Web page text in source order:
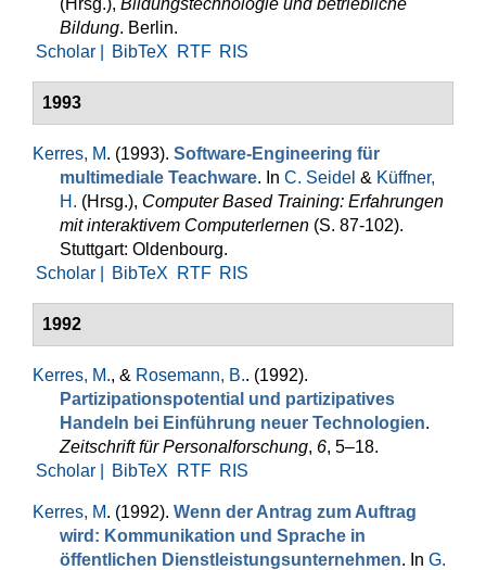
(Hrsg.), Bildungstechnologie und betriebliche
Bildung. Berlin.
Scholar |
BibTeX RTF RIS
1993
Kerres, M. (1993). Software-Engineering für
multimediale Teachware. In C. Seidel & Küffner,
H. (Hrsg.), Computer Based Training: Erfahrungen
mit inter­aktivem Computerlernen (S. 87-102).
Stuttgart: Oldenbourg.
Scholar |
BibTeX RTF RIS
1992
Kerres, M., & Rosemann, B.. (1992).
Partizipationspotential und partizipatives
Handeln bei Einführung neuer Tech­nologien.
Zeitschrift für Per­sonal­for­schung, 6, 5–18.
Scholar |
BibTeX RTF RIS
Kerres, M. (1992). Wenn der Antrag zum Auftrag
wird: Kommunikation und Sprache in
öffentlichen Dienstleistungsunternehmen. In G.